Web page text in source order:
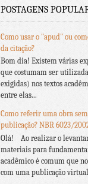
POSTAGENS
Como usar o "apud" ou
da citação?
Bom dia! Existem várias
que costumam ser
exigidas) nos textos
entre elas...
Como referir uma obra
publicação? NBR 6023/
Olá! Ao realizar o
materiais para
acadêmico é comum que
com uma publicação